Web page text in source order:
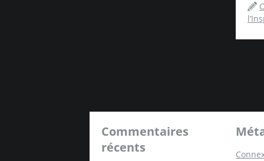
Commentaires
récents